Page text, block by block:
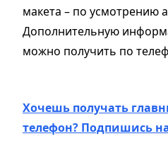
макета – по усмотрению
Дополнительную
можно получить по
Хочешь получать
телефон? Подпишись